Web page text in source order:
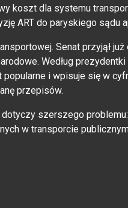
koszt dla systemu
ART do paryskiego sądu
Senat przyjął
Według
popularne i wpisuje się w
przepisów.
szerszego
w transporcie